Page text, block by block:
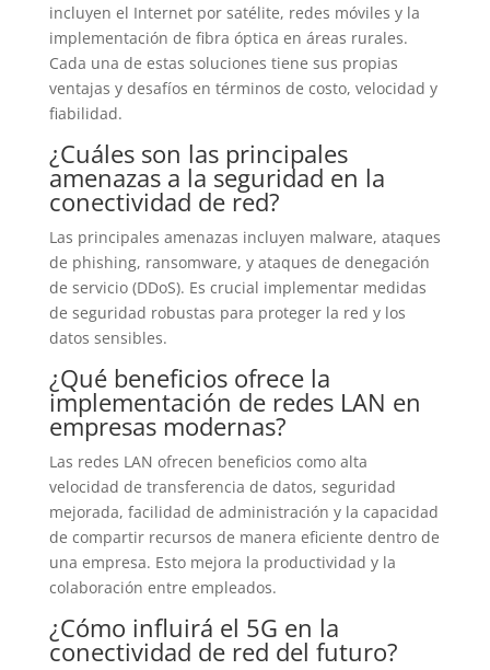
incluyen el Internet por satélite, redes móviles y la
implementación de fibra óptica en áreas rurales.
Cada una de estas soluciones tiene sus propias
ventajas y desafíos en términos de costo, velocidad y
fiabilidad.
¿Cuáles son las principales
amenazas a la seguridad en la
conectividad de red?
Las principales amenazas incluyen malware, ataques
de phishing, ransomware, y ataques de denegación
de servicio (DDoS). Es crucial implementar medidas
de seguridad robustas para proteger la red y los
datos sensibles.
¿Qué beneficios ofrece la
implementación de redes LAN en
empresas modernas?
Las redes LAN ofrecen beneficios como alta
velocidad de transferencia de datos, seguridad
mejorada, facilidad de administración y la capacidad
de compartir recursos de manera eficiente dentro de
una empresa. Esto mejora la productividad y la
colaboración entre empleados.
¿Cómo influirá el 5G en la
conectividad de red del futuro?